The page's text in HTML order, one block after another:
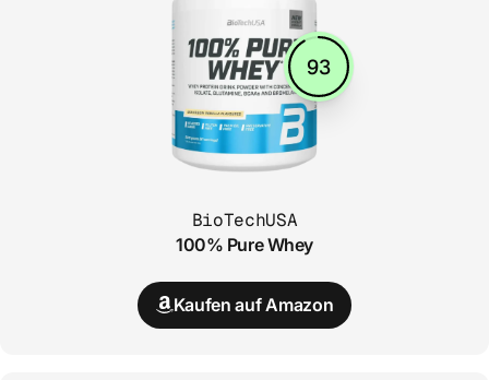
93
BioTechUSA
100% Pure Whey
Kaufen auf Amazon